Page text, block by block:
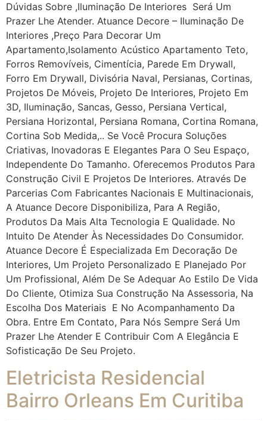
Dúvidas Sobre ,iluminação De Interiores Será Um
Prazer Lhe Atender. Atuance Decore – Iluminação De
Interiores ,Preço Para Decorar Um
Apartamento,Isolamento Acústico Apartamento Teto,
Forros Removíveis, Cimentícia, Parede Em Drywall,
Forro Em Drywall, Divisória Naval, Persianas, Cortinas,
Projetos De Móveis, Projeto De Interiores, Projeto Em
3D, Iluminação, Sancas, Gesso, Persiana Vertical,
Persiana Horizontal, Persiana Romana, Cortina Romana,
Cortina Sob Medida,.. Se Você Procura Soluções
Criativas, Inovadoras E Elegantes Para O Seu Espaço,
Independente Do Tamanho. Oferecemos Produtos Para
Construção Civil E Projetos De Interiores. Através De
Parcerias Com Fabricantes Nacionais E Multinacionais,
A Atuance Decore Disponibiliza, Para A Região,
Produtos Da Mais Alta Tecnologia E Qualidade. No
Intuito De Atender Às Necessidades Do Consumidor.
Atuance Decore É Especializada Em Decoração De
Interiores, Um Projeto Personalizado E Planejado Por
Um Profissional, Além De Se Adequar Ao Estilo De Vida
Do Cliente, Otimiza Sua Construção Na Assessoria, Na
Escolha Dos Materiais E No Acompanhamento Da
Obra. Entre Em Contato, Para Nós Sempre Será Um
Prazer Lhe Atender E Contribuir Com A Elegância E
Sofisticação De Seu Projeto.
Eletricista Residencial
Bairro Orleans Em Curitiba